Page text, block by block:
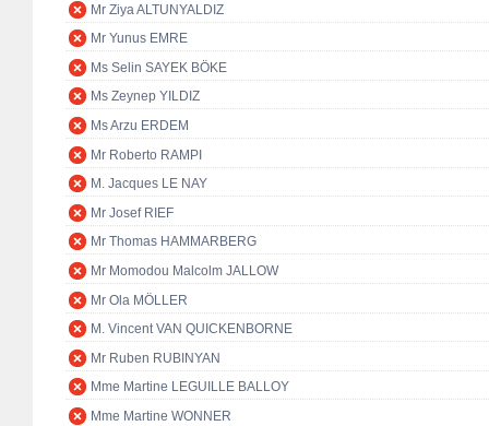
Mr Ziya ALTUNYALDIZ
Mr Yunus EMRE
Ms Selin SAYEK BÖKE
Ms Zeynep YILDIZ
Ms Arzu ERDEM
Mr Roberto RAMPI
M. Jacques LE NAY
Mr Josef RIEF
Mr Thomas HAMMARBERG
Mr Momodou Malcolm JALLOW
Mr Ola MÖLLER
M. Vincent VAN QUICKENBORNE
Mr Ruben RUBINYAN
Mme Martine LEGUILLE BALLOY
Mme Martine WONNER